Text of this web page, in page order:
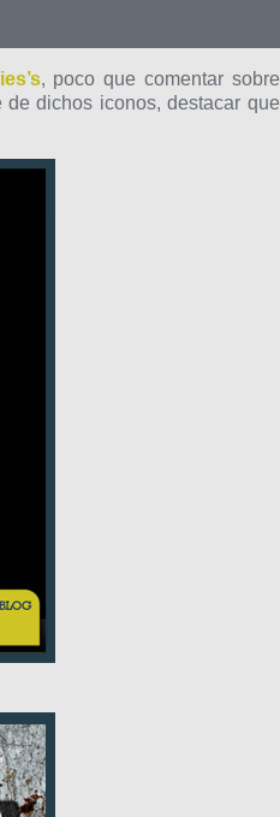
, poco que comentar sobre
dichos iconos, destacar que